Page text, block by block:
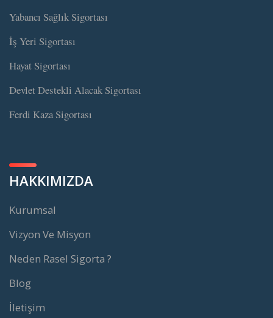
Yabancı Sağlık Sigortası
İş Yeri Sigortası
Hayat Sigortası
Devlet Destekli Alacak Sigortası
Ferdi Kaza Sigortası
HAKKIMIZDA
Kurumsal
Vizyon Ve Misyon
Neden Rasel Sigorta ?
Blog
İletişim